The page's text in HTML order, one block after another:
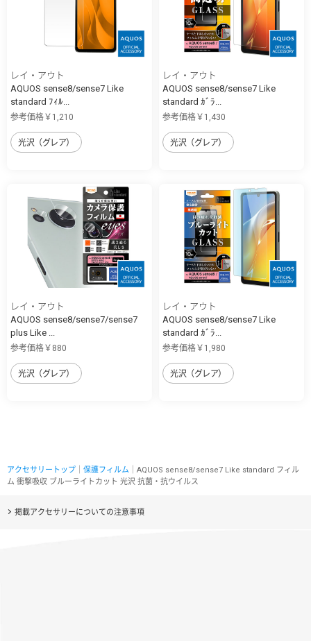
レイ・アウト
AQUOS sense8/sense7 Like
standard ﾌｨﾙ...
参考価格￥1,210
光沢（グレア）
レイ・アウト
AQUOS sense8/sense7 Like
standard ｶﾞﾗ...
参考価格￥1,430
光沢（グレア）
レイ・アウト
AQUOS sense8/sense7/sense7
plus Like ...
参考価格￥880
光沢（グレア）
レイ・アウト
AQUOS sense8/sense7 Like
standard ｶﾞﾗ...
参考価格￥1,980
光沢（グレア）
アクセサリートップ 保護フィルム ｜AQUOS sense8/sense7 Like standard フィル
ム 衝撃吸収 ブルーライトカット 光沢 抗菌・抗ウイルス
掲載アクセサリーについての注意事項